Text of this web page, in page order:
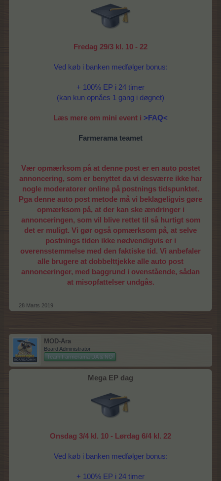
Fredag 29/3 kl. 10 - 22
Ved køb i banken medfølger bonus:
+ 100% EP i 24 timer
(kan kun opnåes 1 gang i døgnet)
Læs mere om mini event i >FAQ<
Farmerama teamet
Vær opmærksom på at denne post er en auto postet
annoncering, som er benyttet da vi desværre ikke har
nogle moderatorer online på postnings tidspunktet.
Pga denne auto post metode må vi beklageligvis gøre
opmærksom på, at der kan ske ændringer i
annonceringen, som vil blive rettet til så hurtigt som
det er muligt. Vi gør også opmærksom på, at selve
postnings tiden ikke nødvendigvis er i
overensstemmelse med den faktiske tid. Vi anbefaler
alle brugere at dobbelttjekke alle auto post
annonceringer, med baggrund i ovenstående, sådan
at misopfattelser undgås.
28 Marts 2019
MOD-Ara
Board Administrator
Team Farmerama DA & NO
Mega EP dag
Onsdag 3/4 kl. 10 - Lørdag 6/4 kl. 22
Ved køb i banken medfølger bonus:
+ 100% EP i 24 timer